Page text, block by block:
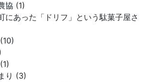
協 (1)
にあった「ドリフ」という駄菓子屋さ
り (3)